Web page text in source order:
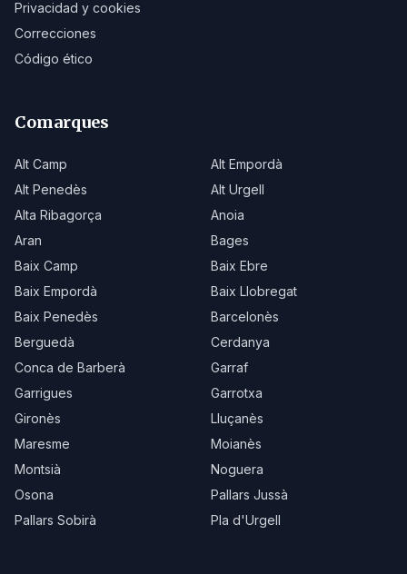
Privacidad y cookies
Correcciones
Código ético
Comarques
Alt Camp
Alt Empordà
Alt Penedès
Alt Urgell
Alta Ribagorça
Anoia
Aran
Bages
Baix Camp
Baix Ebre
Baix Empordà
Baix Llobregat
Baix Penedès
Barcelonès
Berguedà
Cerdanya
Conca de Barberà
Garraf
Garrigues
Garrotxa
Gironès
Lluçanès
Maresme
Moianès
Montsià
Noguera
Osona
Pallars Jussà
Pallars Sobirà
Pla d'Urgell